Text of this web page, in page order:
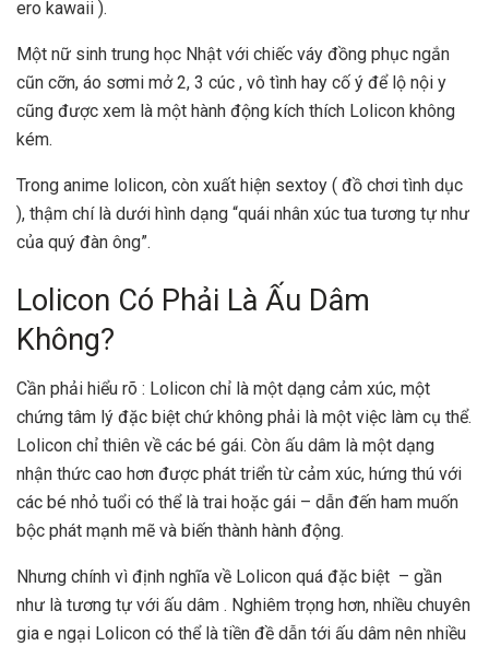
ero kawaii ).
Một nữ sinh trung học Nhật với chiếc váy đồng phục ngắn
cũn cỡn, áo sơmi mở 2, 3 cúc , vô tình hay cố ý để lộ nội y
cũng được xem là một hành động kích thích Lolicon không
kém.
Trong anime lolicon, còn xuất hiện sextoy ( đồ chơi tình dục
), thậm chí là dưới hình dạng “quái nhân xúc tua tương tự như
của quý đàn ông”.
Lolicon Có Phải Là Ấu Dâm
Không?
Cần phải hiểu rõ : Lolicon chỉ là một dạng cảm xúc, một
chứng tâm lý đặc biệt chứ không phải là một việc làm cụ thể.
Lolicon chỉ thiên về các bé gái. Còn ấu dâm là một dạng
nhận thức cao hơn được phát triển từ cảm xúc, hứng thú với
các bé nhỏ tuổi có thể là trai hoặc gái – dẫn đến ham muốn
bộc phát mạnh mẽ và biến thành hành động.
Nhưng chính vì định nghĩa về Lolicon quá đặc biệt – gần
như là tương tự với ấu dâm . Nghiêm trọng hơn, nhiều chuyên
gia e ngại Lolicon có thể là tiền đề dẫn tới ấu dâm nên nhiều